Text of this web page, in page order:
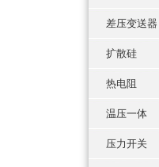
差压变送器
扩散硅
热电阻
温压一体
压力开关